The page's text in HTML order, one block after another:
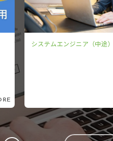
システムエンジニア（新卒）